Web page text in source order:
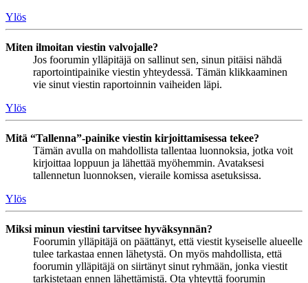
Ylös
Miten ilmoitan viestin valvojalle?
Jos foorumin ylläpitäjä on sallinut sen, sinun pitäisi nähdä
raportointipainike viestin yhteydessä. Tämän klikkaaminen
vie sinut viestin raportoinnin vaiheiden läpi.
Ylös
Mitä “Tallenna”-painike viestin kirjoittamisessa tekee?
Tämän avulla on mahdollista tallentaa luonnoksia, jotka voit
kirjoittaa loppuun ja lähettää myöhemmin. Avataksesi
tallennetun luonnoksen, vieraile komissa asetuksissa.
Ylös
Miksi minun viestini tarvitsee hyväksynnän?
Foorumin ylläpitäjä on päättänyt, että viestit kyseiselle alueelle
tulee tarkastaa ennen lähetystä. On myös mahdollista, että
foorumin ylläpitäjä on siirtänyt sinut ryhmään, jonka viestit
tarkistetaan ennen lähettämistä. Ota yhteyttä foorumin